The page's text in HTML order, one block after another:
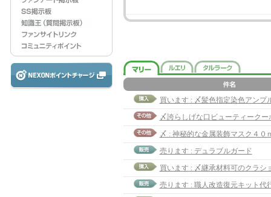
買います : 〆髪色指定染色アンプ
〆誇らしげな口ビューティークー
〆 : 神秘的な金属装飾マスク４０
売ります : デュラブルガード
買います : 〆継承材料可のクラシ
売ります : 職人改造復元キット代